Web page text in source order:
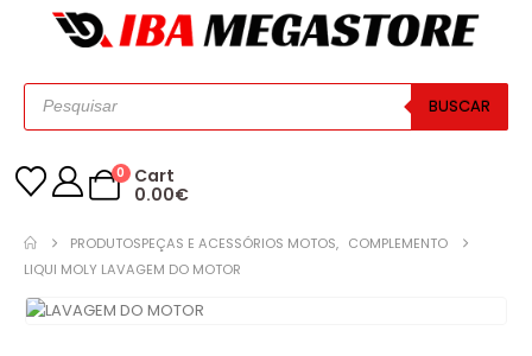
BUSCAR
0
Cart
0.00€
PRODUTOSPEÇAS E ACESSÓRIOS MOTOS, COMPLEMENTO
LIQUI MOLY LAVAGEM DO MOTOR